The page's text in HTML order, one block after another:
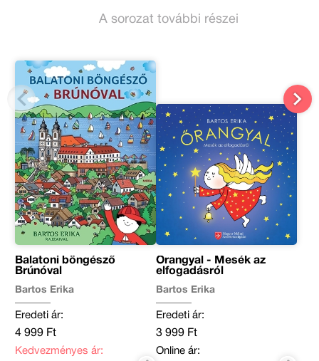
A sorozat további részei
Balatoni böngésző
Brúnóval
Bartos Erika
Eredeti ár:
4 999 Ft
Kedvezményes ár:
Őrangyal - Mesék az
elfogadásról
Bartos Erika
Eredeti ár:
3 999 Ft
Online ár: